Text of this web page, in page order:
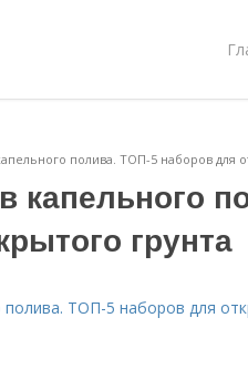
полива. ТОП-5 наборов для
капельного
грунта
ТОП-5 наборов для